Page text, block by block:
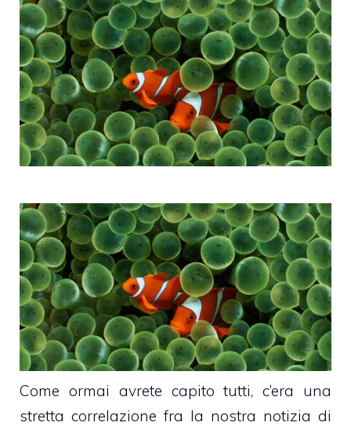
Come ormai avrete capito tutti, c’era una
stretta correlazione fra la nostra notizia di